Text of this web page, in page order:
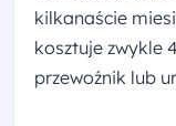
kilkanaście
kosztuje zwykle
przewoźnik lub